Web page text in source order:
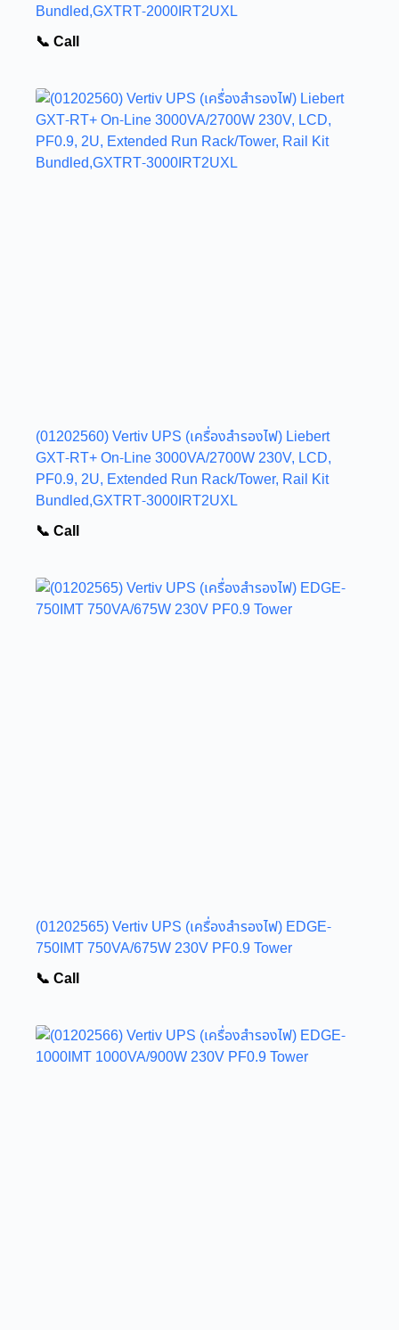
Bundled,GXTRT-2000IRT2UXL
📞 Call
(01202560) Vertiv UPS (เครื่องสำรองไฟ) Liebert
GXT-RT+ On-Line 3000VA/2700W 230V, LCD,
PF0.9, 2U, Extended Run Rack/Tower, Rail Kit
Bundled,GXTRT-3000IRT2UXL
📞 Call
(01202565) Vertiv UPS (เครื่องสำรองไฟ) EDGE-
750IMT 750VA/675W 230V PF0.9 Tower
📞 Call